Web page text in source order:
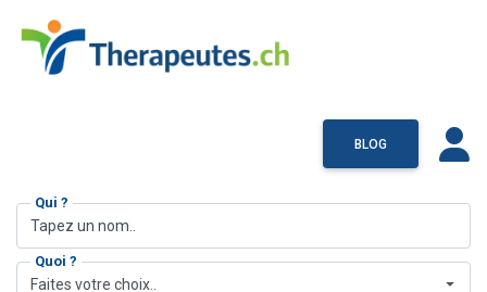
BLOG
Qui ?
Quoi ?
Faites votre choix..